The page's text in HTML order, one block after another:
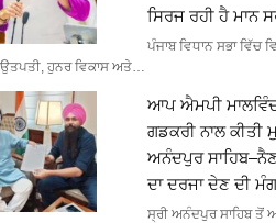
ਸਿਰਜ ਰਹੀ ਹੈ ਮਾਨ
ਪੰਜਾਬ ਵਿਧਾਨ ਸਭਾ ਵਿੱਚ
ਉਤਪਤੀ, ਹੁਨਰ ਵਿਕਾਸ ਅਤੇ…
ਆਪ ਐਮਪੀ
ਗਡਕਰੀ ਨਾਲ ਕੀਤੀ
ਅਨੰਦਪੁਰ
ਦਾ ਦਰਜਾ ਦੇਣ ਦੀ
ਸ੍ਰੀ ਅਨੰਦਪੁਰ ਸਾਹਿਬ